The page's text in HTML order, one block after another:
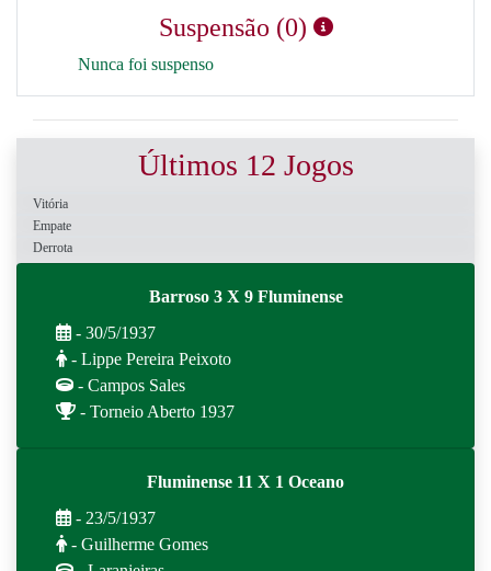
Suspensão (0)
Nunca foi suspenso
Últimos 12 Jogos
Vitória
Empate
Derrota
Barroso 3 X 9 Fluminense
- 30/5/1937
- Lippe Pereira Peixoto
- Campos Sales
- Torneio Aberto 1937
Fluminense 11 X 1 Oceano
- 23/5/1937
- Guilherme Gomes